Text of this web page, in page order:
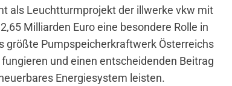
als Leuchtturmprojekt der illwerke vkw mit
Milliarden Euro eine besondere Rolle in
größte Pumpspeicherkraftwerk Österreichs
und einen entscheidenden Beitrag
Energiesystem leisten.